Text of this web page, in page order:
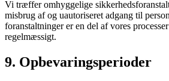
Vi træffer omhyggelige
misbrug af og uautoriseret adgang til
foranstaltninger er en del af vores
regelmæssigt.
9. Opbevaringsperioder